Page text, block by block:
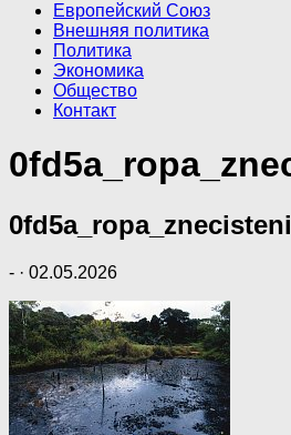
Европейский Союз
Внешняя политика
Политика
Экономика
Общество
Контакт
- · 02.05.2026